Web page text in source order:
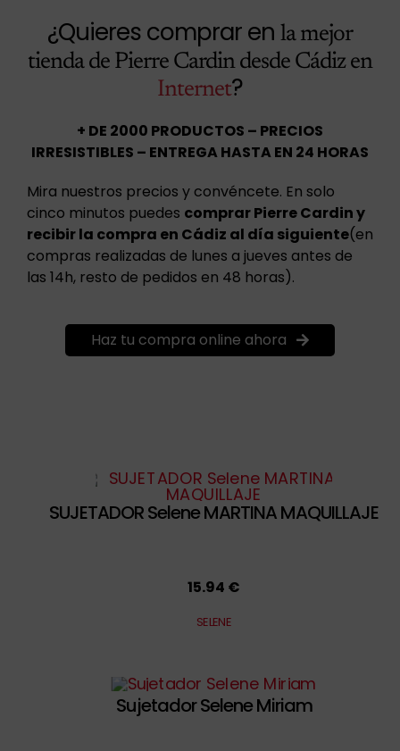
¿Quieres comprar en la mejor
tienda de Pierre Cardin desde Cádiz en
Internet?
+ DE 2000 PRODUCTOS – PRECIOS
IRRESISTIBLES – ENTREGA HASTA EN 24 HORAS
Mira nuestros precios y convéncete. En solo
cinco minutos puedes comprar Pierre Cardin y
recibir la compra en Cádiz al día siguiente(en
compras realizadas de lunes a jueves antes de
las 14h, resto de pedidos en 48 horas).
Haz tu compra online ahora
SUJETADOR Selene MARTINA MAQUILLAJE
15.94 €
SELENE
Sujetador Selene Miriam